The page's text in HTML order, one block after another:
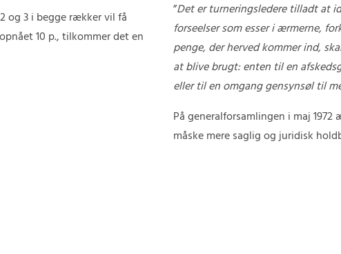
og 3 i begge rækker vil få
10 p., tilkommer det en
”Det er turneringsledere tilladt at
forseelser som esser i ærmerne,
penge, der herved kommer ind,
at blive brugt: enten til en
eller til en omgang gensynsøl til
På generalforsamlingen i maj
måske mere saglig og juridisk